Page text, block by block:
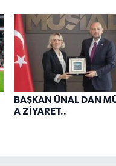
BAŞKAN ÜNAL DAN
A ZİYARET..